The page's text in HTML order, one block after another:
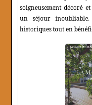
soigneusement décoré
un séjour
historiques tout en